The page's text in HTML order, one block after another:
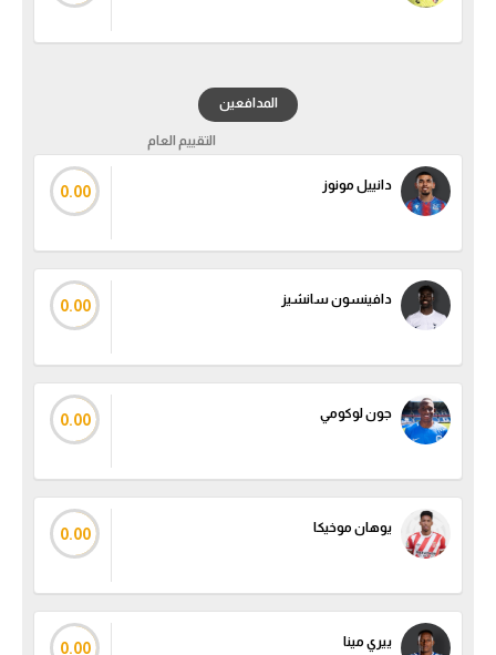
المدافعين
التقييم العام
دانييل مونوز 0.00
دافينسون سانشيز 0.00
جون لوكومي 0.00
يوهان موخيكا 0.00
ييري مينا 0.00